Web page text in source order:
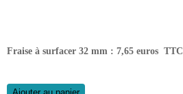
Fraise à surfacer 32 mm : 7,65 euros TTC
Ajouter au panier